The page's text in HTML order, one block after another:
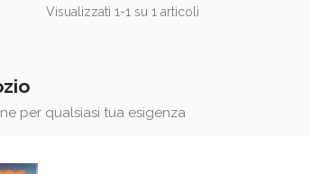
Visualizzati 1-1 su 1 articoli
per qualsiasi tua esigenza